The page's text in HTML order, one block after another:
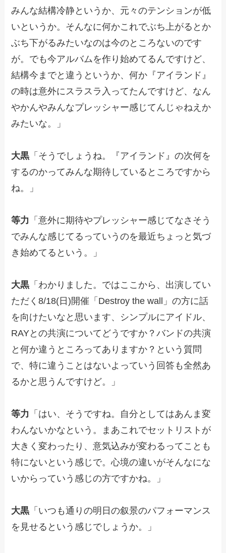
みんな結構冷静というか、元々のテンションが低
いというか。そんなに何かこれでぶち上がるとか
ぶち下がるみたいなのは今のところないのです
が。でも今アルバムを作り始めてるんですけど、
結構今までと違うというか、何か『アイランド』
の時は意外にスラスラ入ってたんですけど、なん
やかんやみんなプレッシャー感じてんじゃねえか
みたいな。」
大黒 「そうでしょうね。『アイランド』の次何を
するのかってみんな期待しているところですから
ね。」
等力 「意外に期待やプレッシャー感じてなさそう
でみんな感じてるっていうのを最近ちょっと気づ
き始めてるという。」
大黒 「わかりました。ではここから、出演してい
ただく8/18(日)開催「Destroy the wall」の方に話
を向けたいなと思います、シンプルにアイドル、
RAYとの共演についてどうですか？バンドの共演
と何か違うところってありますか？という質問
で、特に違うことはないよっていう回答も全然あ
るかと思うんですけど。」
等力 「はい、そうですね。自分としてはあんま変
わんないかなという。まあこれでセットリストが
大きく変わったり、意気込みが変わるってことも
特にないという感じで。心境の違いがそんなにな
いからっていう感じの方ですかね。」
大黒 「いつも通りの明日の叙景のパフォーマンス
を見せるという感じでしょうか。」